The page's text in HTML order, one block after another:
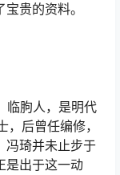
贵的资料。
临朐人，是明代
后曾任编修，
冯琦并未止步于
是出于这一动